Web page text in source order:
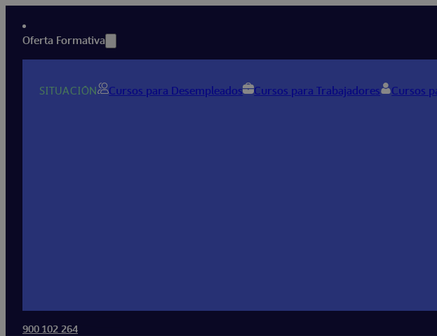
Oferta Formativa
SITUACIÓN Cursos para Desempleados Cursos para Trabajadores Cursos
900 102 264